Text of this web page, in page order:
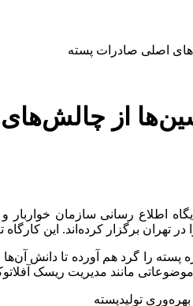
اصلی صادرات پسته
از
اطلاع رسانی سازمان
این کارگاه تا 27 فروردین ماه ادامه خواهد
اصلی زنجیره پسته را گرد هم آورده
تولیدپسته